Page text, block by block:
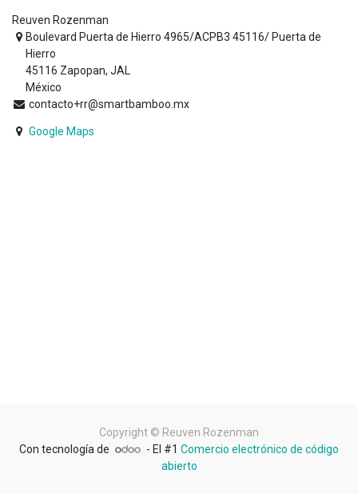
Reuven Rozenman
Boulevard Puerta de Hierro 4965/ACPB3 45116/ Puerta de
Hierro
45116 Zapopan, JAL
México
contacto+rr@smartbamboo.mx
Google Maps
Copyright © Reuven Rozenman
Con tecnología de
- El #1Comercio electrónico de código
abierto